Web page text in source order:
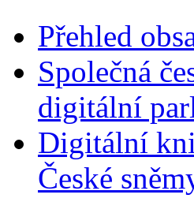
Přehled
Společná
digitální
Digitální
České